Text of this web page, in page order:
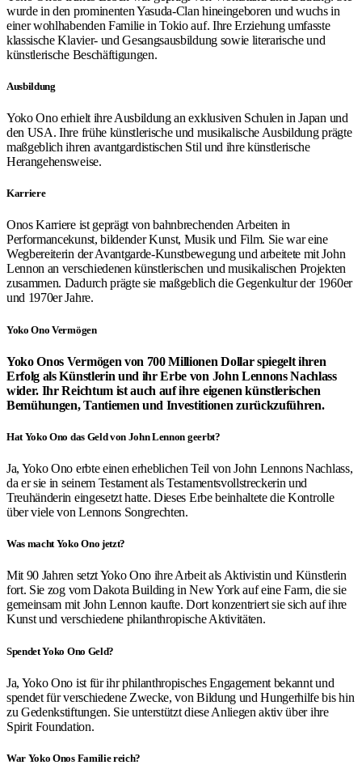
wurde in den prominenten Yasuda-Clan hineingeboren und wuchs in
einer wohlhabenden Familie in Tokio auf. Ihre Erziehung umfasste
klassische Klavier- und Gesangsausbildung sowie literarische und
künstlerische Beschäftigungen.
Ausbildung
Yoko Ono erhielt ihre Ausbildung an exklusiven Schulen in Japan und
den USA. Ihre frühe künstlerische und musikalische Ausbildung prägte
maßgeblich ihren avantgardistischen Stil und ihre künstlerische
Herangehensweise.
Karriere
Onos Karriere ist geprägt von bahnbrechenden Arbeiten in
Performancekunst, bildender Kunst, Musik und Film. Sie war eine
Wegbereiterin der Avantgarde-Kunstbewegung und arbeitete mit John
Lennon an verschiedenen künstlerischen und musikalischen Projekten
zusammen. Dadurch prägte sie maßgeblich die Gegenkultur der 1960er
und 1970er Jahre.
Yoko Ono Vermögen
Yoko Onos Vermögen von 700 Millionen Dollar spiegelt ihren
Erfolg als Künstlerin und ihr Erbe von John Lennons Nachlass
wider. Ihr Reichtum ist auch auf ihre eigenen künstlerischen
Bemühungen, Tantiemen und Investitionen zurückzuführen.
Hat Yoko Ono das Geld von John Lennon geerbt?
Ja, Yoko Ono erbte einen erheblichen Teil von John Lennons Nachlass,
da er sie in seinem Testament als Testamentsvollstreckerin und
Treuhänderin eingesetzt hatte. Dieses Erbe beinhaltete die Kontrolle
über viele von Lennons Songrechten.
Was macht Yoko Ono jetzt?
Mit 90 Jahren setzt Yoko Ono ihre Arbeit als Aktivistin und Künstlerin
fort. Sie zog vom Dakota Building in New York auf eine Farm, die sie
gemeinsam mit John Lennon kaufte. Dort konzentriert sie sich auf ihre
Kunst und verschiedene philanthropische Aktivitäten.
Spendet Yoko Ono Geld?
Ja, Yoko Ono ist für ihr philanthropisches Engagement bekannt und
spendet für verschiedene Zwecke, von Bildung und Hungerhilfe bis hin
zu Gedenkstiftungen. Sie unterstützt diese Anliegen aktiv über ihre
Spirit Foundation.
War Yoko Onos Familie reich?